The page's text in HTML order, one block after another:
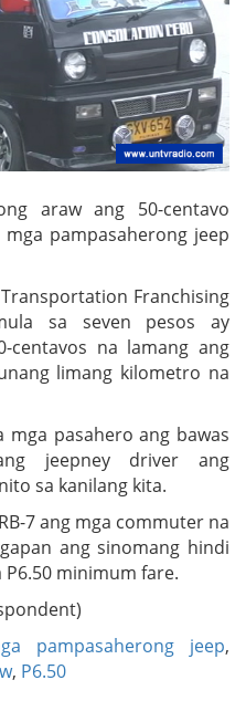
araw ang 50-centavo
pampasaherong jeep
Franchising
sa seven pesos ay
centavos na lamang ang
limang kilometro na
mga pasahero ang bawas
jeepney driver ang
sa kanilang kita.
7 ang mga commuter na
ang sinomang hindi
minimum fare.
pampasaherong jeep,
, P6.50